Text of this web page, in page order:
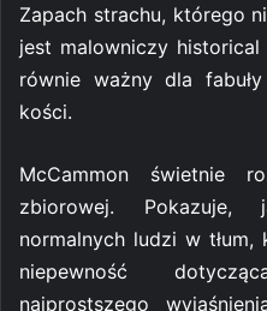
Zapach strachu, którego
jest malowniczy
równie ważny dla
kości.
McCammon świetnie
zbiorowej. Pokazuje,
normalnych ludzi w
niepewność
najprostszego